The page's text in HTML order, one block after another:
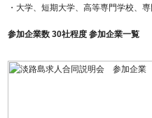
・⼤学、短期大学、高等専門学校、
参加企業数 30社程度 参加企業⼀覧